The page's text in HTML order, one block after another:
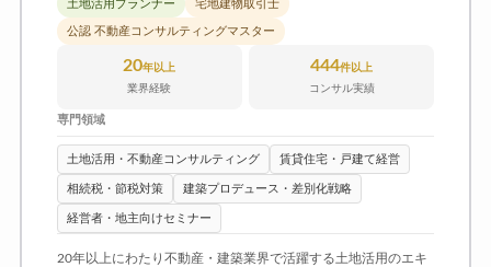
土地活用プランナー 宅地建物取引士
公認 不動産コンサルティングマスター
20年以上
業界経験
444件以上
コンサル実績
専門領域
土地活用・不動産コンサルティング 賃貸住宅・戸建て経営
相続税・節税対策 建築プロデュース・差別化戦略
経営者・地主向けセミナー
20年以上にわたり不動産・建築業界で活躍する土地活用のエキ